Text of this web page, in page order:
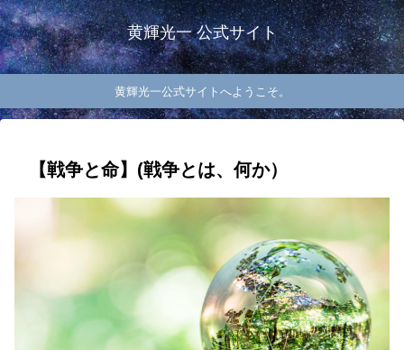
黄輝光一 公式サイト
黄輝光一公式サイトへようこそ。
【戦争と命】(戦争とは、何か）